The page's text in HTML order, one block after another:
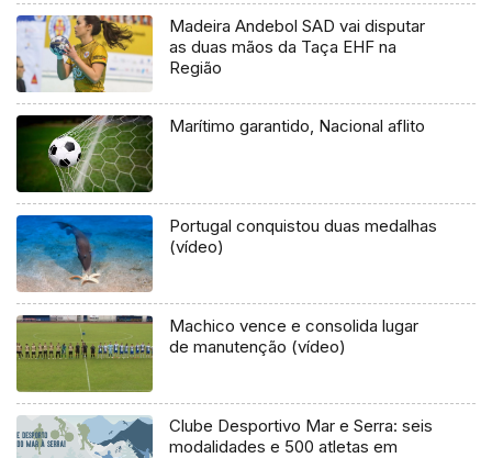
Madeira Andebol SAD vai disputar
as duas mãos da Taça EHF na
Região
Marítimo garantido, Nacional aflito
Portugal conquistou duas medalhas
(vídeo)
Machico vence e consolida lugar
de manutenção (vídeo)
Clube Desportivo Mar e Serra: seis
modalidades e 500 atletas em